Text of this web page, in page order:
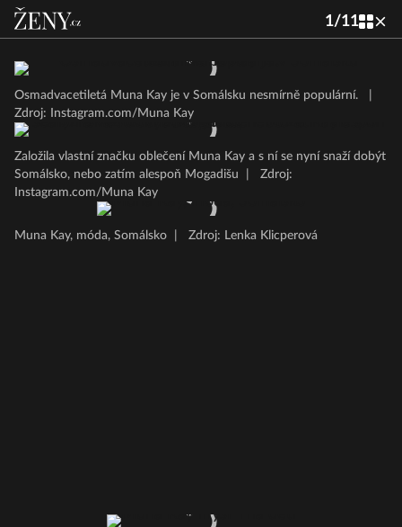
1/11
Osmadvacetiletá Muna Kay je v Somálsku nesmírně populární.
Zdroj: Instagram.com/Muna Kay
Založila vlastní značku oblečení Muna Kay a s ní se nyní snaží dobýt
Somálsko, nebo zatím alespoň Mogadišu
Zdroj:
Instagram.com/Muna Kay
Muna Kay, móda, Somálsko Zdroj: Lenka Klicperová